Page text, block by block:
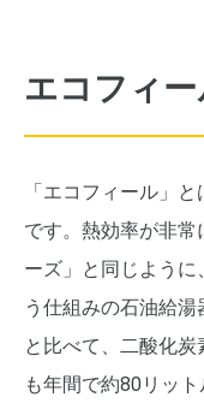
エコフィ
「エコフィール」
です。熱効率が非常
ーズ」と同じよう
う仕組みの石油給
と比べて、二酸化
も年間で約80リッ